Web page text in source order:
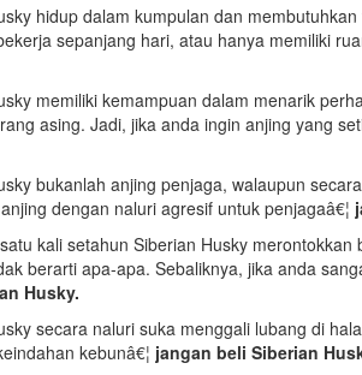
hidup dalam kumpulan dan
sepanjang hari, atau hanya memiliki
memiliki kemampuan dalam menarik
asing. Jadi, jika anda ingin anjing yang
bukanlah anjing penjaga, walaupun
dengan naluri agresif untuk penjagaâ€¦
kali setahun Siberian Husky
berarti apa-apa. Sebaliknya, jika anda
Husky.
secara naluri suka menggali lubang di
kebunâ€¦ jangan beli Siberian